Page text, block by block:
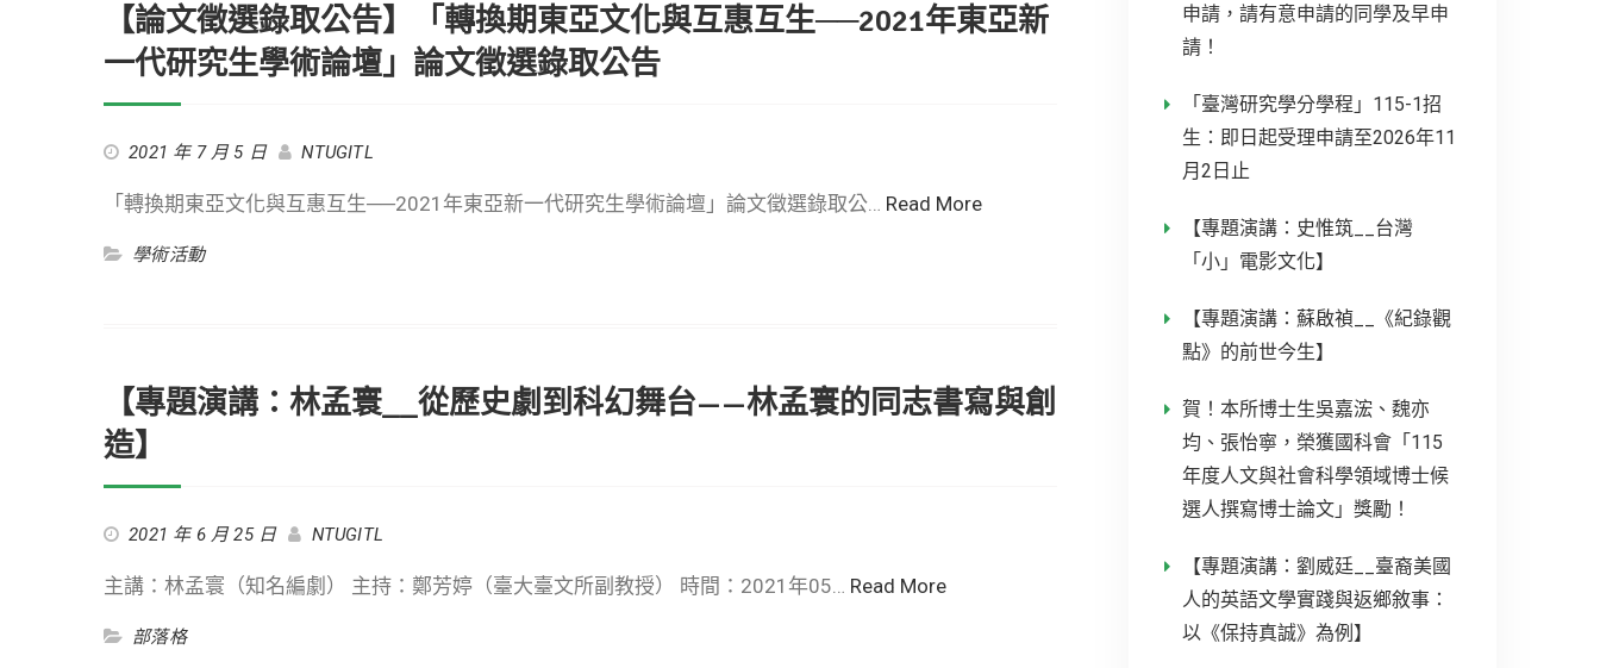
【論文徵選錄取公告】「轉換期東亞文化與互惠互生──2021年東亞新
一代研究生學術論壇」論文徵選錄取公告
2021 年 7 月 5 日 NTUGITL
「轉換期東亞文化與互惠互生──2021年東亞新一代研究生學術論壇」論文徵選錄取公… Read More
學術活動
【專題演講：林孟寰__從歷史劇到科幻舞台——林孟寰的同志書寫與創
造】
2021 年 6 月 25 日 NTUGITL
主講：林孟寰（知名編劇） 主持：鄭芳婷（臺大臺文所副教授） 時間：2021年05… Read More
部落格
申請，請有意申請的同學及早申
請！
「臺灣研究學分學程」115-1招
生：即日起受理申請至2026年11
月2日止
【專題演講：史惟筑__台灣
「小」電影文化】
【專題演講：蘇啟禎__《紀錄觀
點》的前世今生】
賀！本所博士生吳嘉浤、魏亦
均、張怡寧，榮獲國科會「115
年度人文與社會科學領域博士候
選人撰寫博士論文」獎勵！
【專題演講：劉威廷__臺裔美國
人的英語文學實踐與返鄉敘事：
以《保持真誠》為例】